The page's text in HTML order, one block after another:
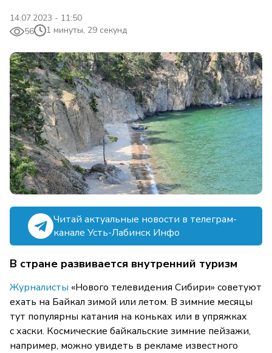
14.07.2023 - 11:50
56
1 минуты, 29 секунд
Читай актуальные новости в телеграм-
канале Усть-Лабинск Инфо
В стране развивается внутренний туризм
Журналисты «Нового телевидения Сибири» советуют
ехать на Байкал зимой или летом. В зимние месяцы
тут популярны катания на коньках или в упряжках
с хаски. Космические байкальские зимние пейзажи,
например, можно увидеть в рекламе известного